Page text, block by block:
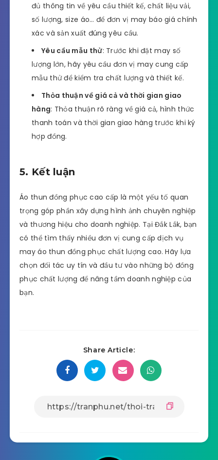
đủ thông tin về yêu cầu thiết kế, chất liệu vải,
số lượng, size áo… để đơn vị may báo giá chính
xác và sản xuất đúng yêu cầu.
Yêu cầu mẫu thử: Trước khi đặt may số
lượng lớn, hãy yêu cầu đơn vị may cung cấp
mẫu thử để kiểm tra chất lượng và thiết kế.
Thỏa thuận về giá cả và thời gian giao
hàng: Thỏa thuận rõ ràng về giá cả, hình thức
thanh toán và thời gian giao hàng trước khi ký
hợp đồng.
5. Kết luận
Áo thun đồng phục cao cấp là một yếu tố quan
trọng góp phần xây dựng hình ảnh chuyên nghiệp
và thương hiệu cho doanh nghiệp. Tại Đắk Lắk, bạn
có thể tìm thấy nhiều đơn vị cung cấp dịch vụ
may áo thun đồng phục chất lượng cao. Hãy lựa
chọn đối tác uy tín và đầu tư vào những bộ đồng
phục chất lượng để nâng tầm doanh nghiệp của
bạn.
Share Article: